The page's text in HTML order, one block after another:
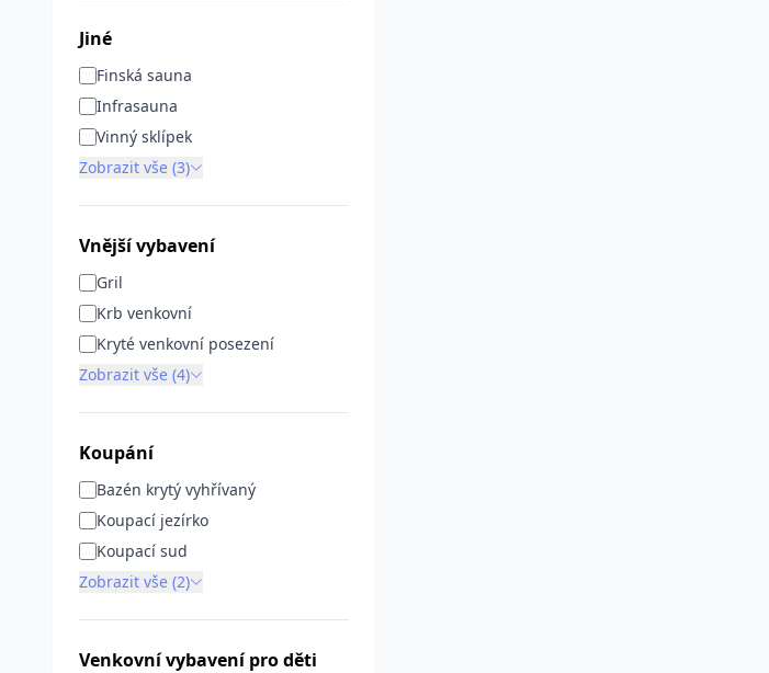
Jiné
Finská sauna
Infrasauna
Vinný sklípek
Zobrazit vše (3)
Vnější vybavení
Gril
Krb venkovní
Kryté venkovní posezení
Zobrazit vše (4)
Koupání
Bazén krytý vyhřívaný
Koupací jezírko
Koupací sud
Zobrazit vše (2)
Venkovní vybavení pro děti